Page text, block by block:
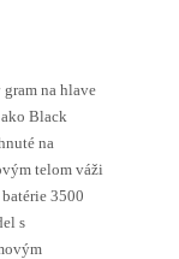
na hlave
Black
na
telom váži
3500
s